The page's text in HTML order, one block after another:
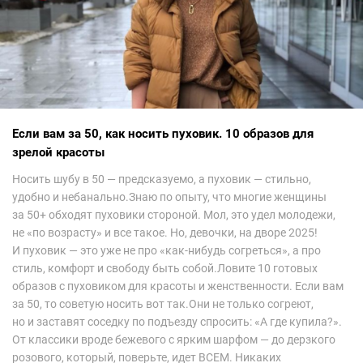
Если вам за 50, как носить пуховик. 10 образов для
зрелой красоты
Носить шубу в 50 — предсказуемо, а пуховик — стильно,
удобно и небанально.Знаю по опыту, что многие женщины
за 50+ обходят пуховики стороной. Мол, это удел молодежи,
не «по возрасту» и все такое. Но, девочки, на дворе 2025!
И пуховик — это уже не про «как-нибудь согреться», а про
стиль, комфорт и свободу быть собой.Ловите 10 готовых
образов с пуховиком для красоты и женственности. Если вам
за 50, то советую носить вот так.Они не только согреют,
но и заставят соседку по подъезду спросить: «А где купила?».
От классики вроде бежевого с ярким шарфом — до дерзкого
розового, который, поверьте, идет ВСЕМ. Никаких